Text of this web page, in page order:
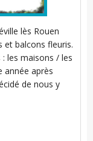
lès Rouen
et balcons fleuris.
les maisons / les
année après
de nous y